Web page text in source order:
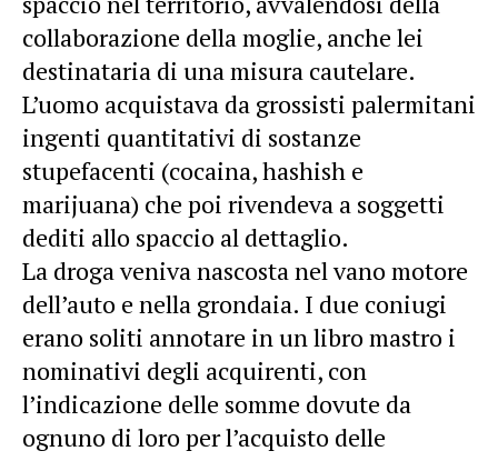
collaborazione della moglie, anche lei
destinataria di una misura cautelare.
L’uomo acquistava da grossisti palermitani
ingenti quantitativi di sostanze
stupefacenti (cocaina, hashish e
marijuana) che poi rivendeva a soggetti
dediti allo spaccio al dettaglio.
La droga veniva nascosta nel vano motore
dell’auto e nella grondaia. I due coniugi
erano soliti annotare in un libro mastro i
nominativi degli acquirenti, con
l’indicazione delle somme dovute da
ognuno di loro per l’acquisto delle